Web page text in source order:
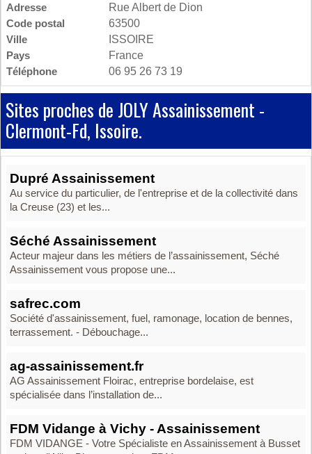
Adresse
Rue Albert de Dion
Code postal
63500
Ville
ISSOIRE
Pays
France
Téléphone
06 95 26 73 19
Sites proches de JOLY Assainissement -
Clermont-Fd, Issoire.
Dupré Assainissement
Au service du particulier, de l'entreprise et de la collectivité dans
la Creuse (23) et les...
Séché Assainissement
Acteur majeur dans les métiers de l’assainissement, Séché
Assainissement vous propose une...
safrec.com
Société d'assainissement, fuel, ramonage, location de bennes,
terrassement. - Débouchage...
ag-assainissement.fr
AG Assainissement Floirac, entreprise bordelaise, est
spécialisée dans l’installation de...
FDM Vidange à Vichy - Assainissement
FDM VIDANGE - Votre Spécialiste en Assainissement à Busset